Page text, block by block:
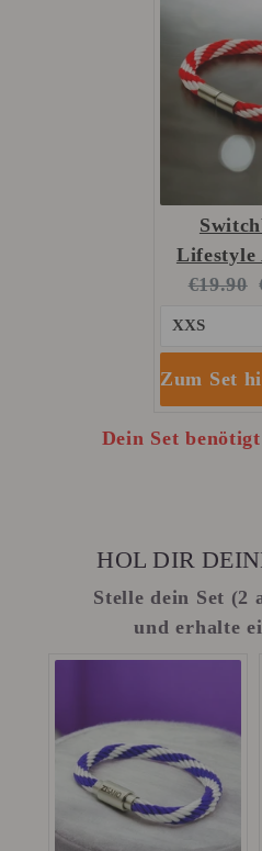
Lifestyle
€19.90
Zum Set
Dein Set
HOL DIR
Stelle dein Set (2
und erhalte